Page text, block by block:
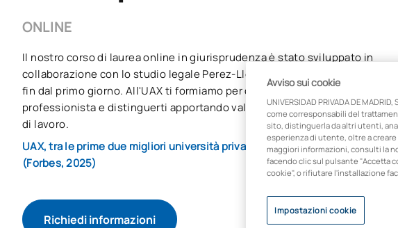
ONLINE
Il nostro corso di laurea online in giurisprudenza è stato sviluppato in
collaborazione con lo studio legale Perez-Llorca, che punta sulla pratica
fin dal primo giorno. All'UAX ti formiamo per diventare quel tipo di
professionista e distinguerti apportando valore all'azienda sin dal primo
di lavoro.
UAX, tra le prime due migliori università private apprezzate dalle aziende
(Forbes, 2025)
Richiedi informazioni Avvio del processo di ammissione
Avviso sui cookie
UNIVERSIDAD PRIVADA DE
come corresponsabili del
sito, distinguerla da altri utenti,
esperienza di utente, oltre a
maggiori informazioni, consulti la
facendo clic sul pulsante "Accetta
cookie", o rifiutare l'installazione
Impostazioni cookie